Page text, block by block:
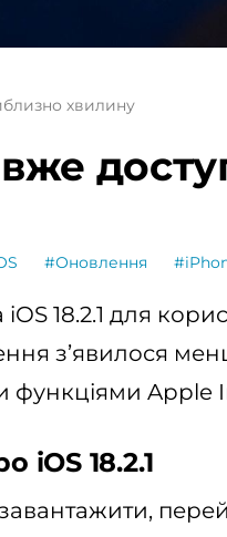
хвилину
вже
#Оновлення
18.2.1 для
з’явилося
функціями Apple
iOS 18.2.1
завантажити,